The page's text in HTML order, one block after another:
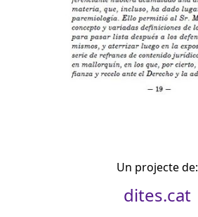
Un projecte de:
dites.cat